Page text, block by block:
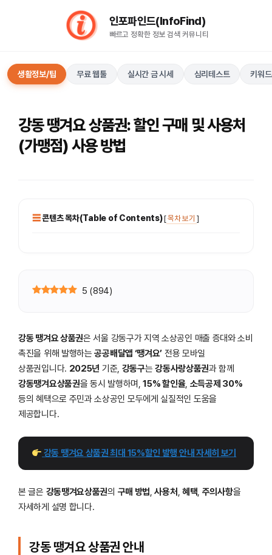
인포파인드(InfoFind)​​​​
빠르고 정확한 정보 검색 커뮤니티
생활정보/팁 무료 웹툴 실시간 금 시세 심리테스트 키워
강동 땡겨요 상품권: 할인 구매 및 사용처
(가맹점) 사용 방법
콘텐츠 목차(Table of Contents)[목차 보기 ]
5 (894)
강동 땡겨요 상품권은 서울 강동구가 지역 소상공인 매출 증대와 소비
촉진을 위해 발행하는공공배달앱 ‘땡겨요’ 전용 모바일
상품권입니다. 2025년 기준, 강동구는강동사랑상품권과 함께
강동땡겨요상품권을 동시 발행하며,15% 할인율, 소득공제 30%
등의 혜택으로 주민과 소상공인 모두에게 실질적인 도움을
제공합니다.
강동 땡겨요 상품권 최대 15%할인 발행 안내 자세히 보기
본 글은 강동땡겨요상품권의 구매 방법,사용처 , 혜택, 주의사항을
자세하게 설명 합니다.
강동 땡겨요 상품권 안내